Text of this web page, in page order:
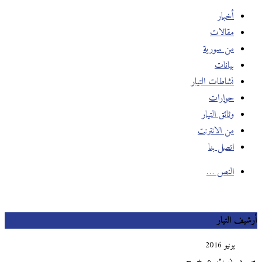
أخبار
مقالات
من سورية
بيانات
نشاطات التيار
حوارات
وثائق التيار
من الانترنت
اتصل بنا
النص …
التيار
يونيو 2016